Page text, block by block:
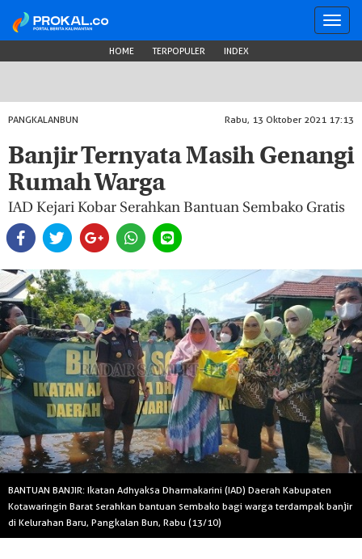
HOME TERPOPULER INDEX
PANGKALANBUN Rabu, 13 Oktober 2021 17:13
Banjir Ternyata Masih Genangi
Rumah Warga
IAD Kejari Kobar Serahkan Bantuan Sembako Gratis
BANTUAN BANJIR: Ikatan Adhyaksa Dharmakarini (IAD) Daerah Kabupaten
Kotawaringin Barat serahkan bantuan sembako bagi warga terdampak banjir
di Kelurahan Baru, Pangkalan Bun, Rabu (13/10)